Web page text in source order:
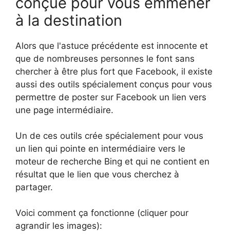
à la destination
Alors que l'astuce précédente est innocente et
que de nombreuses personnes le font sans
chercher à être plus fort que Facebook, il existe
aussi des outils spécialement conçus pour vous
permettre de poster sur Facebook un lien vers
une page intermédiaire.
Un de ces outils crée spécialement pour vous
un lien qui pointe en intermédiaire vers le
moteur de recherche Bing et qui ne contient en
résultat que le lien que vous cherchez à
partager.
Voici comment ça fonctionne (cliquer pour
agrandir les images):